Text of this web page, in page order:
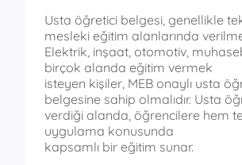
Usta öğretici belgesi, genellikle
mesleki eğitim alanlarında
Elektrik, inşaat, otomotiv,
birçok alanda eğitim vermek
isteyen kişiler, MEB onaylı usta
belgesine sahip olmalıdır. Usta
verdiği alanda, öğrencilere hem
uygulama konusunda
kapsamlı bir eğitim sunar.